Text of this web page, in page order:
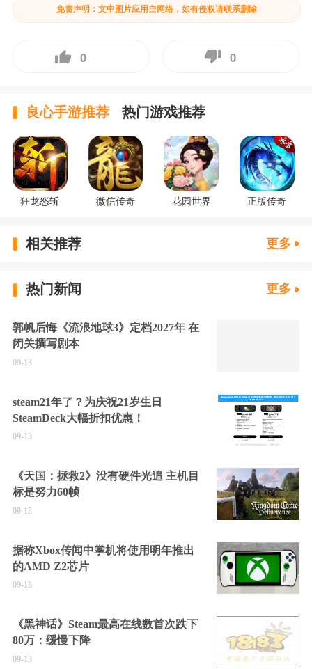
免责声明：文中图片应用自网络，如有侵权请联系删除
0 0
良心手游推荐 热门游戏推荐
狂龙怒斩 微信传奇 花园世界 正版传奇
相关推荐 更多
热门新闻 更多
郭帆后悔《流浪地球3》定档2027年 在
闭关撰写剧本
09-13
steam21年了？为庆祝21岁生日
SteamDeck大幅折扣优惠！
09-13
《天国：拯救2》没有硬件光追 主机目
标是努力60帧
09-13
据称Xbox传闻中掌机将使用明年推出
的AMD Z2芯片
09-13
《黑神话》Steam最高在线数首次跌下
80万：缓慢下降
09-13